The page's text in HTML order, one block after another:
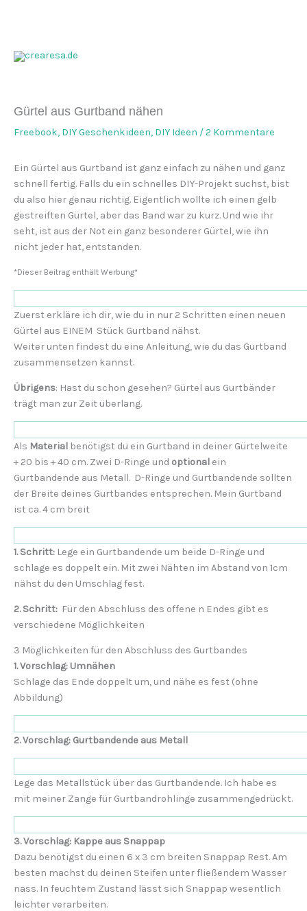
Gürtel aus Gurtband nähen
Freebook, DIY Geschenkideen, DIY Ideen /2 Kommentare
Ein Gürtel aus Gurtband ist ganz einfach zu nähen und ganz
schnell fertig. Falls du ein schnelles DIY-Projekt suchst, bist
du also hier genau richtig. Eigentlich wollte ich einen gelb
gestreiften Gürtel, aber das Band war zu kurz. Und wie ihr
seht, ist aus der Not ein ganz besonderer Gürtel, wie ihn
nicht jeder hat, entstanden.
*Dieser Beitrag enthält Werbung*
Zuerst erkläre ich dir, wie du in nur 2 Schritten einen neuen
Gürtel aus EINEM Stück Gurtband nähst.
Weiter unten findest du eine Anleitung, wie du das Gurtband
zusammensetzen kannst.
Übrigens: Hast du schon gesehen? Gürtel aus Gurtbänder
trägt man zur Zeit überlang.
Als Material benötigst du ein Gurtband in deiner Gürtelweite
+ 20 bis + 40 cm. Zwei D-Ringe und optional ein
Gurtbandende aus Metall. D-Ringe und Gurtbandende sollten
der Breite deines Gurtbandes entsprechen. Mein Gurtband
ist ca. 4 cm breit
1. Schritt: Lege ein Gurtbandende um beide D-Ringe und
schlage es doppelt ein. Mit zwei Nähten im Abstand von 1cm
nähst du den Umschlag fest.
2. Schritt: Für den Abschluss des offene n Endes gibt es
verschiedene Möglichkeiten
3 Möglichkeiten für den Abschluss des Gurtbandes
1. Vorschlag: Umnähen
Schlage das Ende doppelt um, und nähe es fest (ohne
Abbildung)
2. Vorschlag: Gurtbandende aus Metall
Lege das Metallstück über das Gurtbandende. Ich habe es
mit meiner Zange für Gurtbandrohlinge zusammengedrückt.
3. Vorschlag: Kappe aus Snappap
Dazu benötigst du einen 6 x 3 cm breiten Snappap Rest. Am
besten machst du deinen Steifen unter fließendem Wasser
nass. In feuchtem Zustand lässt sich Snappap wesentlich
leichter verarbeiten.